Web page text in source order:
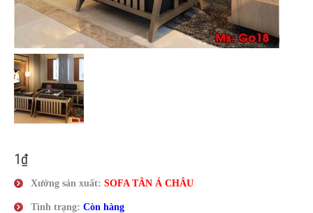
1₫
Xưởng sản xuất: SOFA TÂN Á CHÂU
Tình trạng: Còn hàng